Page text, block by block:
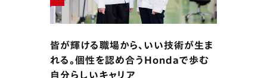
皆が輝ける職場から、いい技術が生ま
れる。個性を認め合うHondaで歩む
自分らしいキャリア